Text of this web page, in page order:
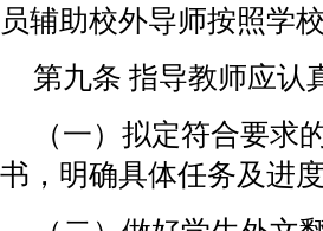
员辅助校外导师按照学
第九条 指导教师应认
（一）拟定符合要求
书，明确具体任务及进度